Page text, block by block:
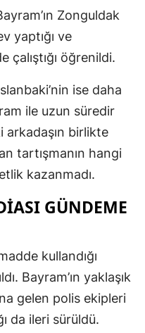
Zonguldak
yaptığı ve
çalıştığı öğrenildi.
ise daha
ile uzun süredir
arkadaşın birlikte
tartışmanın hangi
kazanmadı.
GÜNDEME
kullandığı
Bayram’ın yaklaşık
gelen polis ekipleri
da ileri sürüldü.